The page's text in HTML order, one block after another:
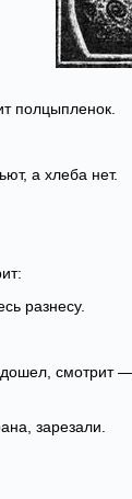
полцыпленок.
а хлеба нет.
разнесу.
смотрит —
зарезали.